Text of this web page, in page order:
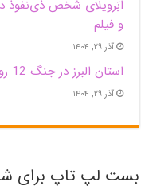
اَبَر‌ویلای شخص ذی‌نفوذ
و فیلم
آذر ۲۹, ۱۴۰۴
استان البرز در جنگ 12 روزه 7 شهید دانشجو تقدیم انقلاب کرد
آذر ۲۹, ۱۴۰۴
بست لپ تاپ برای